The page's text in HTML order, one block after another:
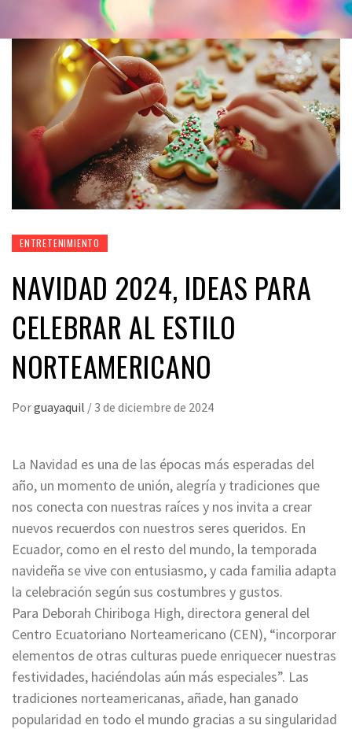
ENTRETENIMIENTO
NAVIDAD 2024, IDEAS PARA
CELEBRAR AL ESTILO
NORTEAMERICANO
Porguayaquil / 3 de diciembre de 2024
La Navidad es una de las épocas más esperadas del
año, un momento de unión, alegría y tradiciones que
nos conecta con nuestras raíces y nos invita a crear
nuevos recuerdos con nuestros seres queridos. En
Ecuador, como en el resto del mundo, la temporada
navideña se vive con entusiasmo, y cada familia adapta
la celebración según sus costumbres y gustos.
Para Deborah Chiriboga High, directora general del
Centro Ecuatoriano Norteamericano (CEN), “incorporar
elementos de otras culturas puede enriquecer nuestras
festividades, haciéndolas aún más especiales”. Las
tradiciones norteamericanas, añade, han ganado
popularidad en todo el mundo gracias a su singularidad